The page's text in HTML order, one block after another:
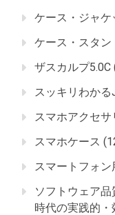
ケース・ジャケ
ケース・スタン
ザスカルプ5.0C
スッキリわかる
スマホアクセサ
スマホケース
スマートフォン
ソフトウェア
時代の実践的